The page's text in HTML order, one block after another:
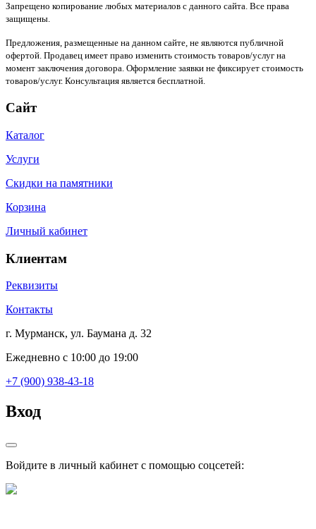
Запрещено копирование любых материалов с данного сайта. Все права
защищены.
Предложения, размещенные на данном сайте, не являются публичной
офертой. Продавец имеет право изменить стоимость товаров/услуг на
момент заключения договора. Оформление заявки не фиксирует стоимость
товаров/услуг. Консультация является бесплатной.
Сайт
Каталог
Услуги
Скидки на памятники
Корзина
Личный кабинет
Клиентам
Реквизиты
Контакты
г. Мурманск, ул. Баумана д. 32
Ежедневно с 10:00 до 19:00
+7 (900) 938-43-18
Вход
Войдите в личный кабинет с помощью соцсетей: